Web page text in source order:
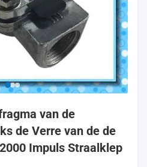
van de
de Verre van de de
Impuls Straalklep